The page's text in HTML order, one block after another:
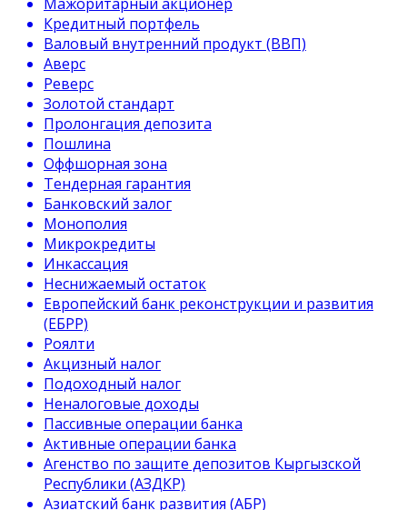
Кредитный портфель
Валовый внутренний продукт (ВВП)
Аверс
Реверс
Золотой стандарт
Пролонгация депозита
Пошлина
Оффшорная зона
Тендерная гарантия
Банковский залог
Монополия
Микрокредиты
Инкассация
Неснижаемый остаток
Европейский банк реконструкции и развития
(ЕБРР)
Роялти
Акцизный налог
Подоходный налог
Неналоговые доходы
Пассивные операции банка
Активные операции банка
Агенство по защите депозитов Кыргызской
Республики (АЗДКР)
Азиатский банк развития (АБР)